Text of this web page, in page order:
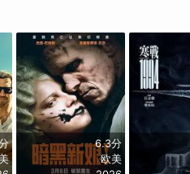
6.3分
欧美